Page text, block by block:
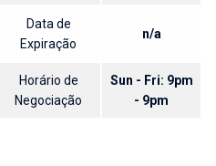
Data de
Expiração
n/a
Horário de
Negociação
Sun - Fri: 9pm
- 9pm